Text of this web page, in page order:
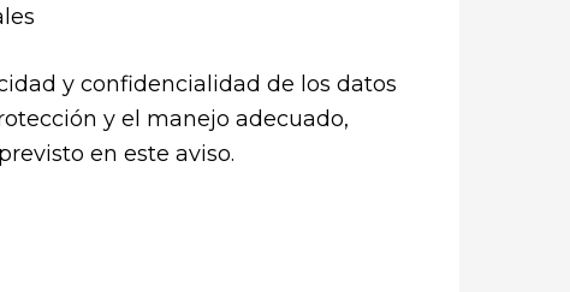
y confidencialidad de los datos
y el manejo adecuado,
en este aviso.